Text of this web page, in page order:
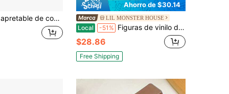
decoración de escritorio, adecuado para regalos de Navidad, Halloween, fiestas festivas
Ahorro de $30.14
LIL MONSTER HOUSE
Local -51% Figuras de vinilo de la colección primaveral para el hogar "THE MONSTERS" de POP MART
$28.86
Free Shipping